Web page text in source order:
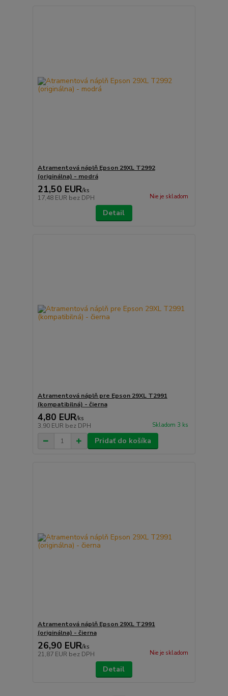
Atramentová náplň Epson 29XL T2992
(originálna) - modrá
21,50 EUR/ks
17,48 EUR bez DPH Nie je skladom
Detail
Atramentová náplň pre Epson 29XL T2991
(kompatibilná) - čierna
4,80 EUR/ks
3,90 EUR bez DPH Skladom 3 ks
Pridať do košíka
Atramentová náplň Epson 29XL T2991
(originálna) - čierna
26,90 EUR/ks
21,87 EUR bez DPH Nie je skladom
Detail